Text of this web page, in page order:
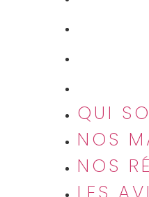
QUI
NOS
NOS